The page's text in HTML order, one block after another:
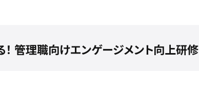
管理職向けエンゲージメント向上研修